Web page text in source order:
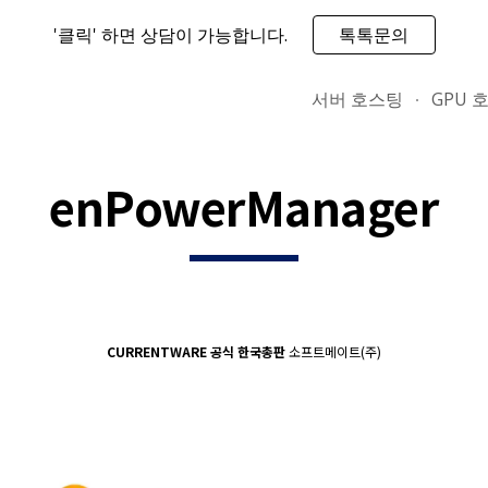
to main content Skip to
'클릭' 하면 상담이 가능합니다. 톡톡문의
서버 호스팅 GPU
enPowerManager
CURRENTWARE 공식 한국총판소프트메이트(주)